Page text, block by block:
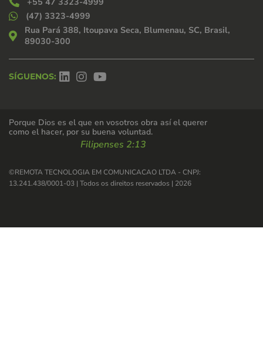
(47) 3323-4999
Rua Pará 388, Itoupava Seca, Blumenau, SC, Brasil,
89030-300
SÍGUENOS:
Porque Dios es el que en vosotros obra así el querer
como el hacer, por su buena voluntad.
Filipenses 2:13
©REMOTA TECNOLOGIA EM COMUNICACAO LTDA - CNPJ:
13.241.438/0001-03 | Todos os direitos reservados | 2026